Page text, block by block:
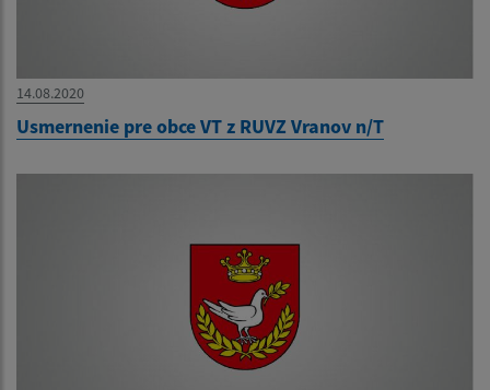
14.08.2020
Usmernenie pre obce VT z RUVZ Vranov n/T